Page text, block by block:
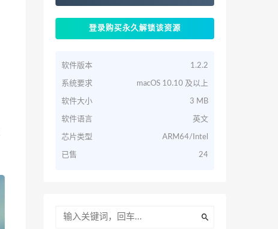
登录购买永久解锁该资源
软件版本 1.2.2
系统要求 macOS 10.10 及以上
软件大小 3 MB
软件语言 英文
芯片类型 ARM64/Intel
已售 24